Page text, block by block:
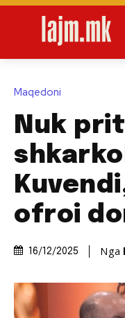
Maqedoni
Nuk
ofroi
16/12/2025 Nga